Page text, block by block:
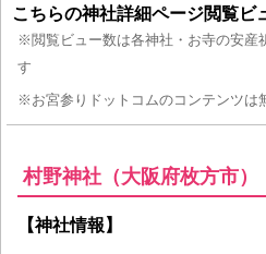
こちらの神社詳細ページ閲覧ビ
※閲覧ビュー数は各神社・お寺の安産
す
※お宮参りドットコムのコンテンツは
村野神社（大阪府枚方市）
【神社情報】